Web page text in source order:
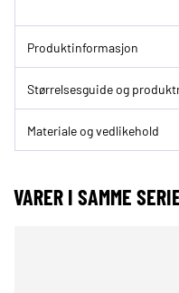
Produktinformasjon
Størrelsesguide og
Materiale og vedlikehold
VARER I SAMME